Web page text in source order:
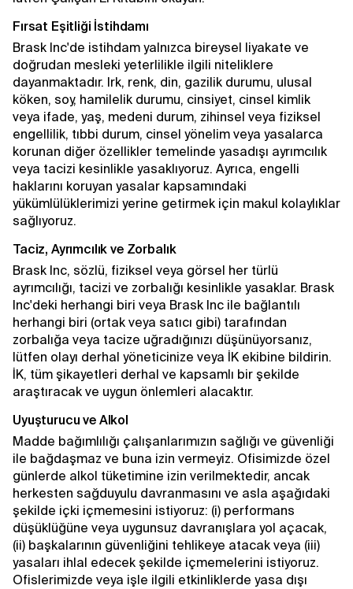
Fırsat Eşitliği İstihdamı
Brask Inc'de istihdam yalnızca bireysel liyakate ve
doğrudan mesleki yeterlilikle ilgili niteliklere
dayanmaktadır. Irk, renk, din, gazilik durumu, ulusal
köken, soy, hamilelik durumu, cinsiyet, cinsel kimlik
veya ifade, yaş, medeni durum, zihinsel veya fiziksel
engellilik, tıbbi durum, cinsel yönelim veya yasalarca
korunan diğer özellikler temelinde yasadışı ayrımcılık
veya tacizi kesinlikle yasaklıyoruz. Ayrıca, engelli
haklarını koruyan yasalar kapsamındaki
yükümlülüklerimizi yerine getirmek için makul kolaylıklar
sağlıyoruz.
Taciz, Ayrımcılık ve Zorbalık
Brask Inc, sözlü, fiziksel veya görsel her türlü
ayrımcılığı, tacizi ve zorbalığı kesinlikle yasaklar. Brask
Inc'deki herhangi biri veya Brask Inc ile bağlantılı
herhangi biri (ortak veya satıcı gibi) tarafından
zorbalığa veya tacize uğradığınızı düşünüyorsanız,
lütfen olayı derhal yöneticinize veya İK ekibine bildirin.
İK, tüm şikayetleri derhal ve kapsamlı bir şekilde
araştıracak ve uygun önlemleri alacaktır.
Uyuşturucu ve Alkol
Madde bağımlılığı çalışanlarımızın sağlığı ve güvenliği
ile bağdaşmaz ve buna izin vermeyiz. Ofisimizde özel
günlerde alkol tüketimine izin verilmektedir, ancak
herkesten sağduyulu davranmasını ve asla aşağıdaki
şekilde içki içmemesini istiyoruz: (i) performans
düşüklüğüne veya uygunsuz davranışlara yol açacak,
(ii) başkalarının güvenliğini tehlikeye atacak veya (iii)
yasaları ihlal edecek şekilde içmemelerini istiyoruz.
Ofislerimizde veya işle ilgili etkinliklerde yasa dışı